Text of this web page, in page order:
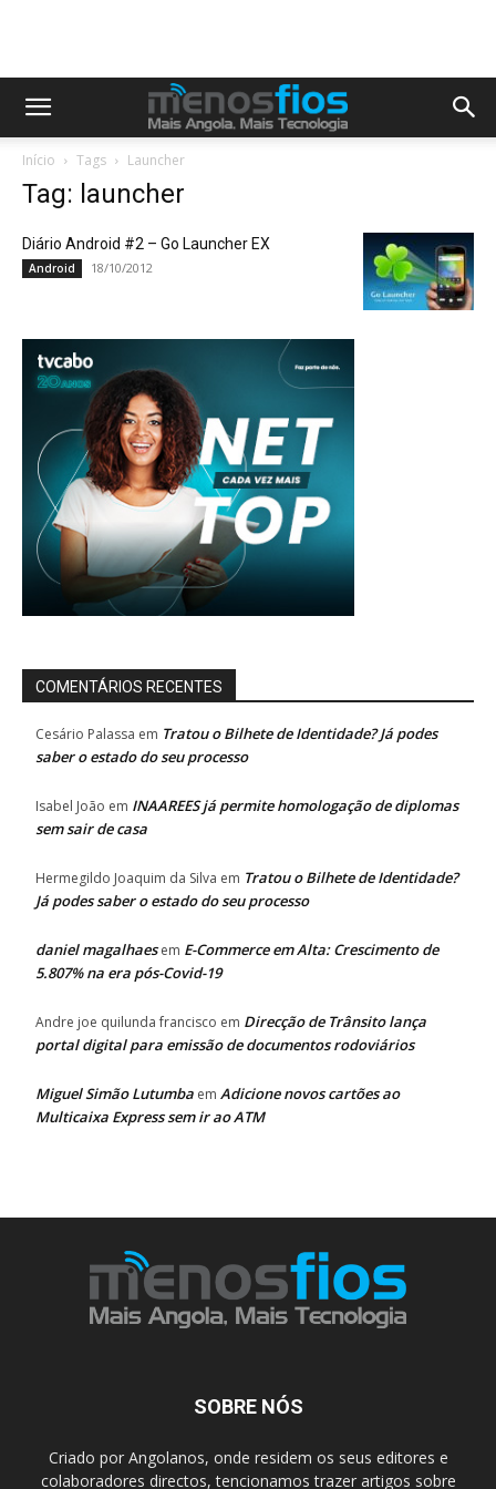
Início Tags Launcher
Tag: launcher
Diário Android #2 – Go Launcher EX
Android 18/10/2012
COMENTÁRIOS RECENTES
Cesário Palassa em Tratou o Bilhete de Identidade? Já podes
saber o estado do seu processo
Isabel João em INAAREES já permite homologação de diplomas
sem sair de casa
Hermegildo Joaquim da Silva em Tratou o Bilhete de Identidade?
Já podes saber o estado do seu processo
daniel magalhaesem E-Commerce em Alta: Crescimento de
5.807% na era pós-Covid-19
Andre joe quilunda francisco em Direcção de Trânsito lança
portal digital para emissão de documentos rodoviários
Miguel Simão Lutumba em Adicione novos cartões ao
Multicaixa Express sem ir ao ATM
SOBRE NÓS
Criado por Angolanos, onde residem os seus editores e
colaboradores directos, tencionamos trazer artigos sobre